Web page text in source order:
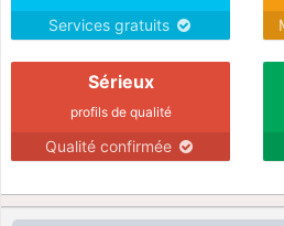
Services gratuits
Sérieux
profils de qualité
Qualité confirmée